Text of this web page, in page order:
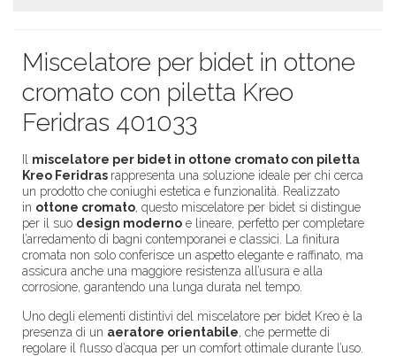
Miscelatore per bidet in ottone
cromato con piletta Kreo
Feridras 401033
miscelatore per bidet in ottone cromato con piletta
Kreo Feridras rappresenta una soluzione ideale per chi cerca
un prodotto che coniughi estetica e funzionalità. Realizzato
in ottone cromato, questo miscelatore per bidet si distingue
per il suo design moderno e lineare, perfetto per completare
l’arredamento di bagni contemporanei e classici. La finitura
cromata non solo conferisce un aspetto elegante e raffinato, ma
assicura anche una maggiore resistenza all’usura e alla
corrosione, garantendo una lunga durata nel tempo.
Uno degli elementi distintivi del miscelatore per bidet Kreo è la
presenza di un aeratore orientabile, che permette di
regolare il flusso d’acqua per un comfort ottimale durante l’uso.